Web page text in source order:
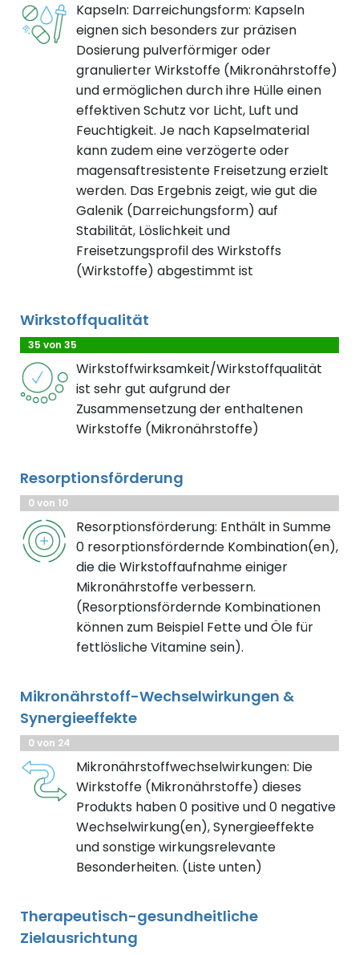
Kapseln: Darreichungsform: Kapseln
eignen sich besonders zur präzisen
Dosierung pulverförmiger oder
granulierter Wirkstoffe (Mikronährstoffe)
und ermöglichen durch ihre Hülle einen
effektiven Schutz vor Licht, Luft und
Feuchtigkeit. Je nach Kapselmaterial
kann zudem eine verzögerte oder
magensaftresistente Freisetzung erzielt
werden. Das Ergebnis zeigt, wie gut die
Galenik (Darreichungsform) auf
Stabilität, Löslichkeit und
Freisetzungsprofil des Wirkstoffs
(Wirkstoffe) abgestimmt ist
Wirkstoffqualität
35 von 35
Wirkstoffwirksamkeit/Wirkstoffqualität
ist sehr gut aufgrund der
Zusammensetzung der enthaltenen
Wirkstoffe (Mikronährstoffe)
Resorptionsförderung
0 von 10
Resorptionsförderung: Enthält in Summe
0 resorptionsfördernde Kombination(en),
die die Wirkstoffaufnahme einiger
Mikronährstoffe verbessern.
(Resorptionsfördernde Kombinationen
können zum Beispiel Fette und Öle für
fettlösliche Vitamine sein).
Mikronährstoff-Wechselwirkungen &
Synergieeffekte
0 von 24
Mikronährstoffwechselwirkungen: Die
Wirkstoffe (Mikronährstoffe) dieses
Produkts haben 0 positive und 0 negative
Wechselwirkung(en), Synergieeffekte
und sonstige wirkungsrelevante
Besonderheiten. (Liste unten)
Therapeutisch-gesundheitliche
Zielausrichtung